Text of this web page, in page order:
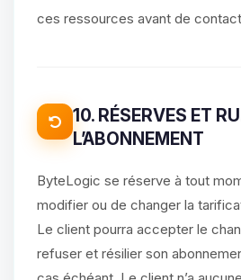
ces ressources avant de
10. RÉSERVES ET
L’ABONNEMENT
ByteLogic se réserve à tout
modifier ou de changer la
Le client pourra accepter le
refuser et résilier son